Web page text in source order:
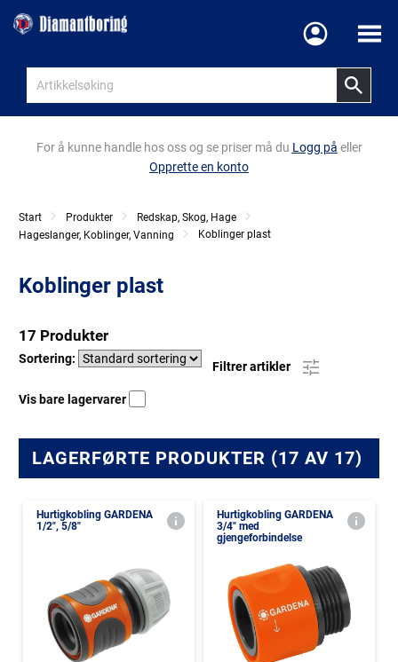
Meny
For å kunne handle hos oss og se priser må du Logg på eller
Opprette en konto
Start Produkter
Redskap, Skog, Hage
Hageslanger, Koblinger, Vanning
Koblinger plast
Koblinger plast
17 Produkter
Sortering:
Filtrer artikler
Vis bare lagervarer
LAGERFØRTE PRODUKTER (17 AV 17)
Hurtigkobling GARDENA
1/2", 5/8"
Hurtigkobling GARDENA
3/4" med
gjengeforbindelse